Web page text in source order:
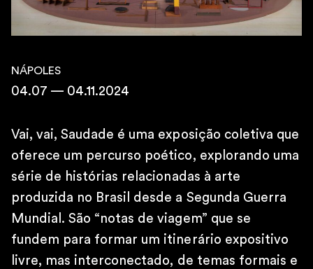
NÁPOLES
04.07 — 04.11.2024
Vai, vai, Saudade é uma exposição coletiva que
oferece um percurso poético, explorando uma
série de histórias relacionadas à arte
produzida no Brasil desde a Segunda Guerra
Mundial. São “notas de viagem” que se
fundem para formar um itinerário expositivo
livre, mas interconectado, de temas formais e
TELEFONE
+55 11 4306 1943
contato@martinsemontero.com
Rue aux Laines 14
1000 Bélgica
QUARTA À SEXTA
14h – 18h
SÁBADOS
\
TELEFONE